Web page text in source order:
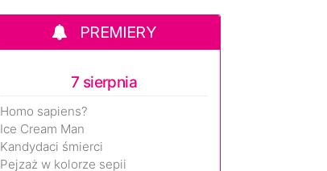
PREMIERY
7 sierpnia
Homo sapiens?
Ice Cream Man
Kandydaci śmierci
Pejzaż w kolorze sepii